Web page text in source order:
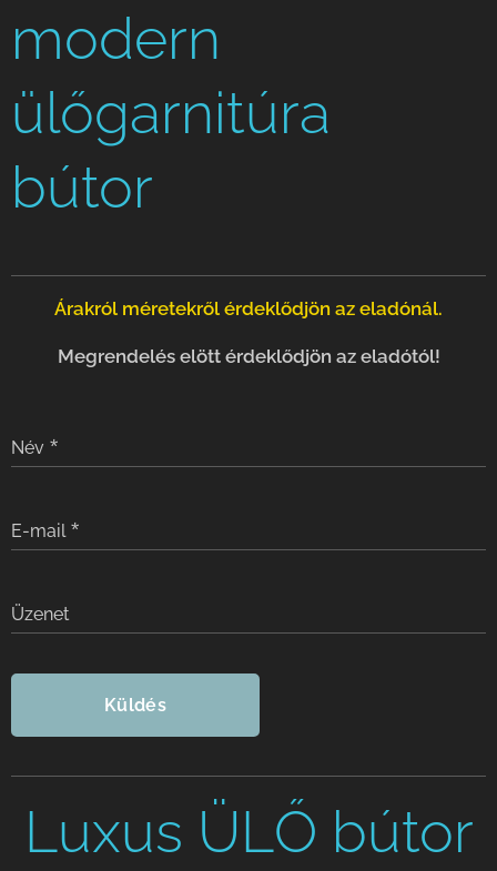
modern
ülőgarnitúra
bútor
Árakról méretekről érdeklődjön az eladónál.
Megrendelés elött érdeklődjön az eladótól!
Név
E-mail
Üzenet
Küldés
Luxus ÜLŐ bútor